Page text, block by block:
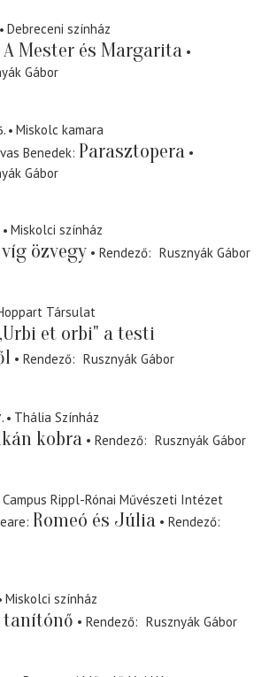
Debreceni színház
A Mester és Margarita
Gábor
Miskolc kamara
Benedek Parasztopera
Gábor
Miskolci színház
özvegy Rendező
Rusznyák Gábor
Társulat
et orbi" a testi
Rendező
Rusznyák Gábor
Thália Színház
kobra Rendező
Rusznyák Gábor
Campus Rippl-Rónai Művészeti Intézet
Romeó és Júlia
Rendező
Miskolci színház
tanítónő Rendező
Rusznyák Gábor